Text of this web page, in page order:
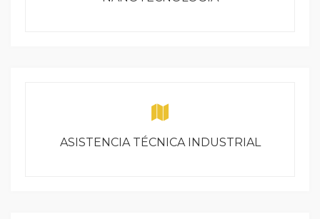
ASISTENCIA TÉCNICA INDUSTRIAL